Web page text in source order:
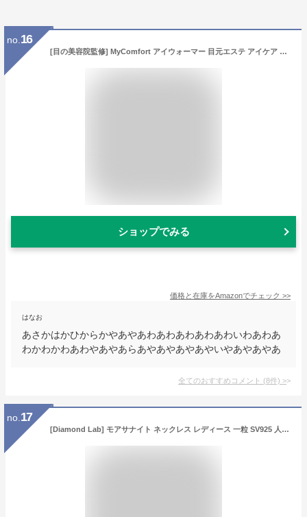
no. 16
[目の美容院監修] MyComfort アイウォーマー 目元エステ アイケア 美容家電 ホットアイマスク 充電式 [もみほぐしｘワイドヒーター設計の温め機能搭載] Type-C充電/Bluetooth音楽再生機能 リリースアイ クリスマス プレゼント ギフト 誕生日 に (ホワイト)
ショップでみる
価格と在庫をAmazonでチェック >>
はなお
あさかはかひからかやあやあわあわあわあわあわいわあわあ
わかわかわあわやあやあらあやあやあやあやいやあやあやあ
全てのおすすめコメント (8件) >
no. 17
[Diamond Lab] モアサナイト ネックレス レディース 一粒 SV925 人気 プラチナ 0.5ct アズキチェーン [ギフトボックスセット] クリスマス プレゼント